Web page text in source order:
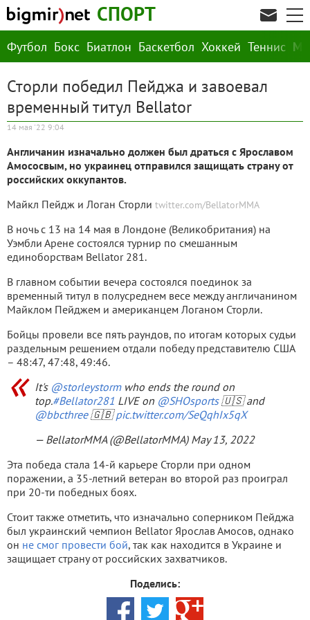
СПОРТ
Футбол Бокс Биатлон Баскетбол Хоккей Теннис
Сторли победил Пейджа и завоевал
временный титул Bellator
14 мая '22 9:04
Англичанин изначально должен был драться с Ярославом
Амососвым, но украинец отправился защищать страну от
российских оккупантов.
Майкл Пейдж и Логан Сторли twitter.com/BellatorMMA
В ночь с 13 на 14 мая в Лондоне (Великобритания) на
Уэмбли Арене состоялся турнир по смешанным
единоборствам Bellator 281.
В главном событии вечера состоялся поединок за
временный титул в полусреднем весе между англичанином
Майклом Пейджем и американцем Логаном Сторли.
Бойцы провели все пять раундов, по итогам которых судьи
раздельным решением отдали победу представителю США
– 48:47, 47:48, 49:46.
It's @storleystormwho ends the round on
top.#Bellator281 LIVE on @SHOsports🇺🇸 and
@bbcthree🇬🇧pic.twitter.com/SeQqhIx5qX
— BellatorMMA (@BellatorMMA) May 13, 2022
Эта победа стала 14-й карьере Сторли при одном
поражении, а 35-летний ветеран во второй раз проиграл
при 20-ти победных боях.
Стоит также отметить, что изначально соперником Пейджа
был украинский чемпион Bellator Ярослав Амосов, однако
он не смог провести бой, так как находится в Украине и
защищает страну от российских захватчиков.
Поделись: